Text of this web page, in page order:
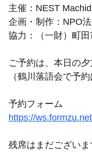
主催：NEST
企画・制作：NPO
協力：（一財）町
ご予約は、本日の
（鶴川落語会で予
予約フォーム
https://
残席はまだござい